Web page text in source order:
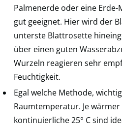
Palmenerde oder eine
gut geeignet. Hier wird der
unterste Blattrosette
über einen guten
Wurzeln reagieren sehr
Feuchtigkeit.
Egal welche Methode,
Raumtemperatur. Je
kontinuierliche 25° C sind